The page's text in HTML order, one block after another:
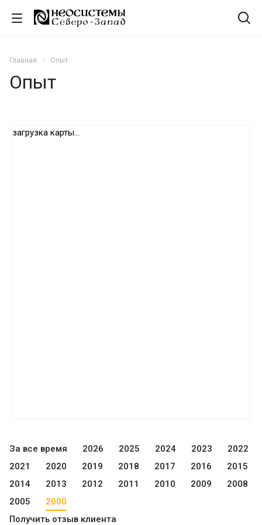
Главная Опыт
Опыт
загрузка карты...
За все время 2026 2025 2024 2023
2022
2021
2020 2019 2018 2017 2016
2015
2014
2013 2012 2011 2010 2009
2008
2005
2000
Получить отзыв клиента